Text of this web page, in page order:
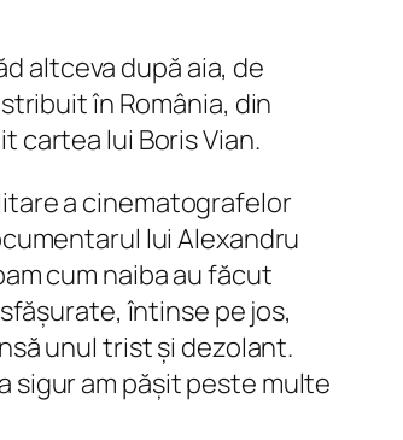
altceva după aia, de
în România, din
cartea lui Boris Vian.
a cinematografelor
lui Alexandru
cum naiba au făcut
întinse pe jos,
unul trist și dezolant.
sigur am pășit peste multe